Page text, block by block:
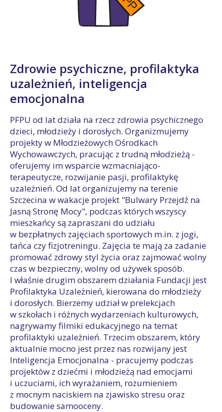
Zdrowie psychiczne, profilaktyka
uzależnień, inteligencja
emocjonalna
PFPU od lat działa na rzecz zdrowia psychicznego
dzieci, młodzieży i dorosłych. Organizmujemy
projekty w Młodzieżowych Ośrodkach
Wychowawczych, pracując z trudną młodzieżą -
oferujemy im wsparcie wzmacniająco-
terapeutycze, rozwijanie pasji, profilaktykę
uzależnień. Od lat organizujemy na terenie
Szczecina w wakacje projekt "Bulwary Przejdź na
Jasną Stronę Mocy", podczas których wszyscy
mieszkańcy są zapraszani do udziału
w bezpłatnych zajęciach sportowych m.in. z jogi,
tańca czy fizjotreningu. Zajęcia te mają za zadanie
promować zdrowy styl życia oraz zajmować wolny
czas w bezpieczny, wolny od używek sposób.
I właśnie drugim obszarem działania Fundacji jest
Profilaktyka Uzależnień, kierowana do młodzieży
i dorosłych. Bierzemy udział w prelekcjach
w szkołach i różnych wydarzeniach kulturowych,
nagrywamy filmiki edukacyjnego na temat
profilaktyki uzależnień. Trzecim obszarem, który
aktualnie mocno jest przez nas rozwijany jest
Inteligencja Emocjonalna - pracujemy podczas
projektów z dziećmi i młodzieżą nad emocjami
i uczuciami, ich wyrażaniem, rozumieniem
z mocnym naciskiem na zjawisko stresu oraz
budowanie samooceny.